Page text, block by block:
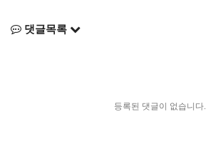
댓글목록
등록된 댓글이 없습니다.